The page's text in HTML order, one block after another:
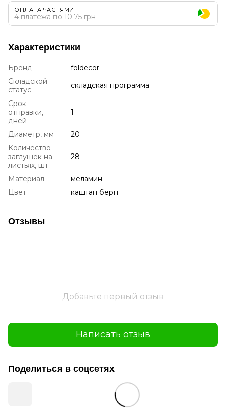
ОПЛАТА ЧАСТЯМИ
4 платежа по 10.75 грн
Характеристики
Бренд
foldecor
Складской
статус
складская программа
Срок
отправки,
дней
1
Диаметр, мм
20
Количество
заглушек на
листьях, шт
28
Материал
меламин
Цвет
каштан берн
Отзывы
Добавьте первый отзыв
Написать отзыв
Поделиться в соцсетях